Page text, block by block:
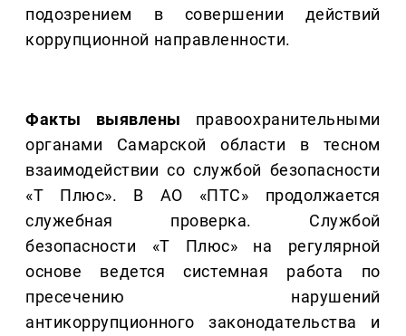
подозрением в совершении действий
коррупционной направленности.
Факты выявлены правоохранительными
органами Самарской области в тесном
взаимодействии со службой безопасности
«Т Плюс». В АО «ПТС» продолжается
служебная проверка. Службой
безопасности «Т Плюс» на регулярной
основе ведется системная работа по
пресечению нарушений
антикоррупционного законодательства и